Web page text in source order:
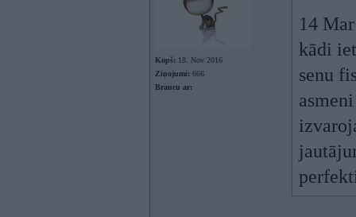
Kopš: 18. Nov 2016
Ziņojumi: 666
Braucu ar:
14
kādi
senu